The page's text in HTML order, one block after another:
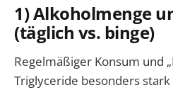
1) Alkoholmenge
(täglich vs. binge)
Regelmäßiger Konsum und
Triglyceride besonders